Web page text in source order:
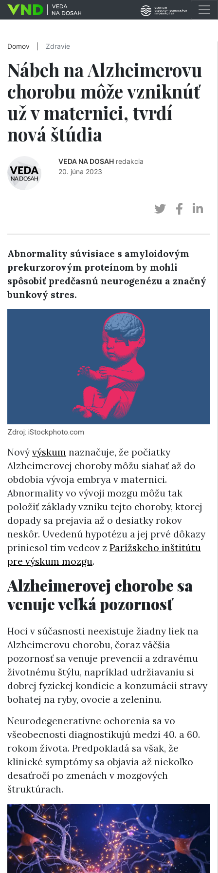
Domov Zdravie
Nábeh na Alzheimerovu
chorobu môže vzniknúť
už v maternici, tvrdí
nová štúdia
VEDA NA DOSAH redakcia
20. júna 2023
Abnormality súvisiace s amyloidovým
prekurzorovým proteínom by mohli
spôsobiť predčasnú neurogenézu a značný
bunkový stres.
Zdroj: iStockphoto.com
Novývýskum naznačuje, že počiatky
Alzheimerovej choroby môžu siahať až do
obdobia vývoja embrya v maternici.
Abnormality vo vývoji mozgu môžu tak
položiť základy vzniku tejto choroby, ktorej
dopady sa prejavia až o desiatky rokov
neskôr. Uvedenú hypotézu a jej prvé dôkazy
priniesol tím vedcov z Parížskeho inštitútu
pre výskum mozgu.
Alzheimerovej chorobe sa
venuje veľká pozornosť
Hoci v súčasnosti neexistuje žiadny liek na
Alzheimerovu chorobu, čoraz väčšia
pozornosť sa venuje prevencii a zdravému
životnému štýlu, napríklad udržiavaniu si
dobrej fyzickej kondície a konzumácii stravy
bohatej na ryby, ovocie a zeleninu.
Neurodegeneratívne ochorenia sa vo
všeobecnosti diagnostikujú medzi 40. a 60.
rokom života. Predpokladá sa však, že
klinické symptómy sa objavia až niekoľko
desaťročí po zmenách v mozgových
štruktúrach.